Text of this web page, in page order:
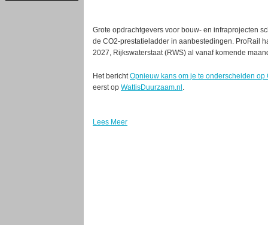
Grote opdrachtgevers voor bouw- en infraprojecten
de CO2-prestatieladder in aanbestedingen. ProRail
2027, Rijkswaterstaat (RWS) al vanaf komende
Het berichtOpnieuw kans om je te onderscheiden
eerst op WattisDuurzaam.nl .
Lees Meer